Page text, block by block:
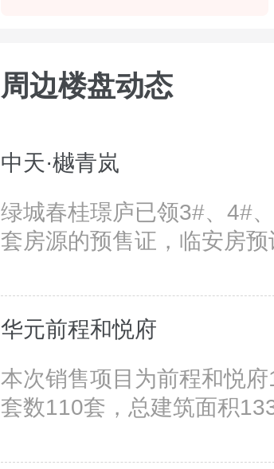
周边楼盘动态
中天·樾青岚
绿城春桂璟庐已领3#、4#
套房源的预售证，临安房预
华元前程和悦府
本次销售项目为前程和悦
套数110套，总建筑面积